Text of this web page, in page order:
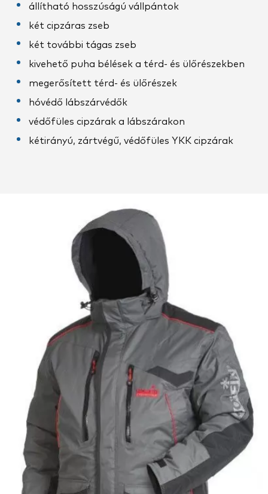
állítható hosszúságú vállpántok
két cipzáras zseb
két további tágas zseb
kivehető puha bélések a térd- és ülőrészekben
megerősített térd- és ülőrészek
hóvédő lábszárvédők
védőfüles cipzárak a lábszárakon
kétirányú, zártvégű, védőfüles YKK cipzárak